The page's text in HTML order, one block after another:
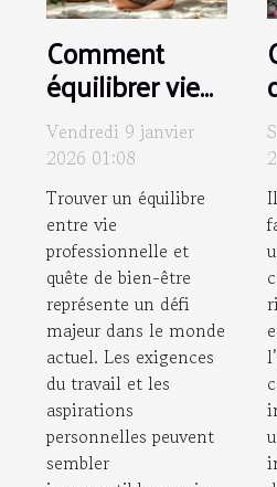
Comment
équilibrer vie
professionnelle
et quête de
bien-être ?
Vendredi 9 janvier
2026 01:08
Trouver un équilibre
entre vie
professionnelle et
quête de bien-être
représente un défi
majeur dans le monde
actuel. Les exigences
du travail et les
aspirations
personnelles peuvent
sembler